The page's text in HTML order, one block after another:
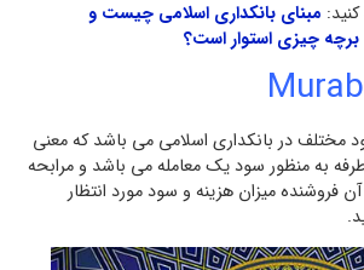
مبنای بانکداری اسلامی چیست و
برچه چیزی استوار است؟
مختلف در بانكداری اسلامی می باشد که معنی
به منظور سود يك معامله می باشد و مرابحه
فروشنده میزان هزينه و سود مورد انتظار